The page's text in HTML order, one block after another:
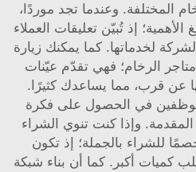
المختلفة. وعندما تجد موردًا،
الأهمية؛ إذ تُبيّن تعليقات العملاء
لخدماتها. كما يمكنك زيارة
الرخام؛ فهي تقدّم عيّنات
عن قرب، مما يساعدك كثيرًا.
في الحصول على فكرة
وإذا كنت تنوي الشراء
للشراء بالجملة؛ إذ تكون
كميات أكبر. كما أن بناء شبكة